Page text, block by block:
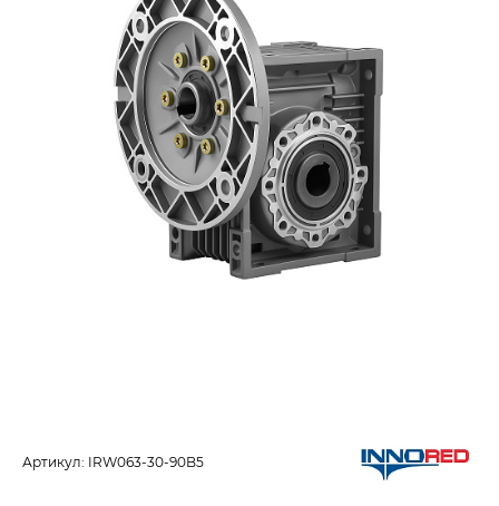
Артикул: IRW063-30-90B5